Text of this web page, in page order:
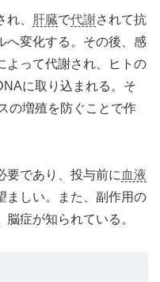
、 肝臓で代謝されて抗
へ変化する。その後、感
よって代謝され、ヒトの
に取り込まれる。そ
の増殖を防ぐことで作
要であり、投与前に 血液
ましい。また、副作用の
症が知られている。